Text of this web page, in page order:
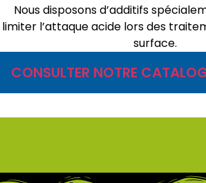
Nous disposons d’additifs
limiter l’attaque acide lors des
surface.
CONSULTER NOTRE